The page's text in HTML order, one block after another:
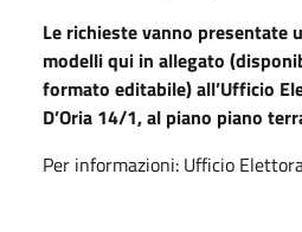
Le richiestevanno presentate
modelli qui in allegato
formato editabile)all’Ufficio
D’Oria 14/1,al piano piano
Per informazioni: Ufficio